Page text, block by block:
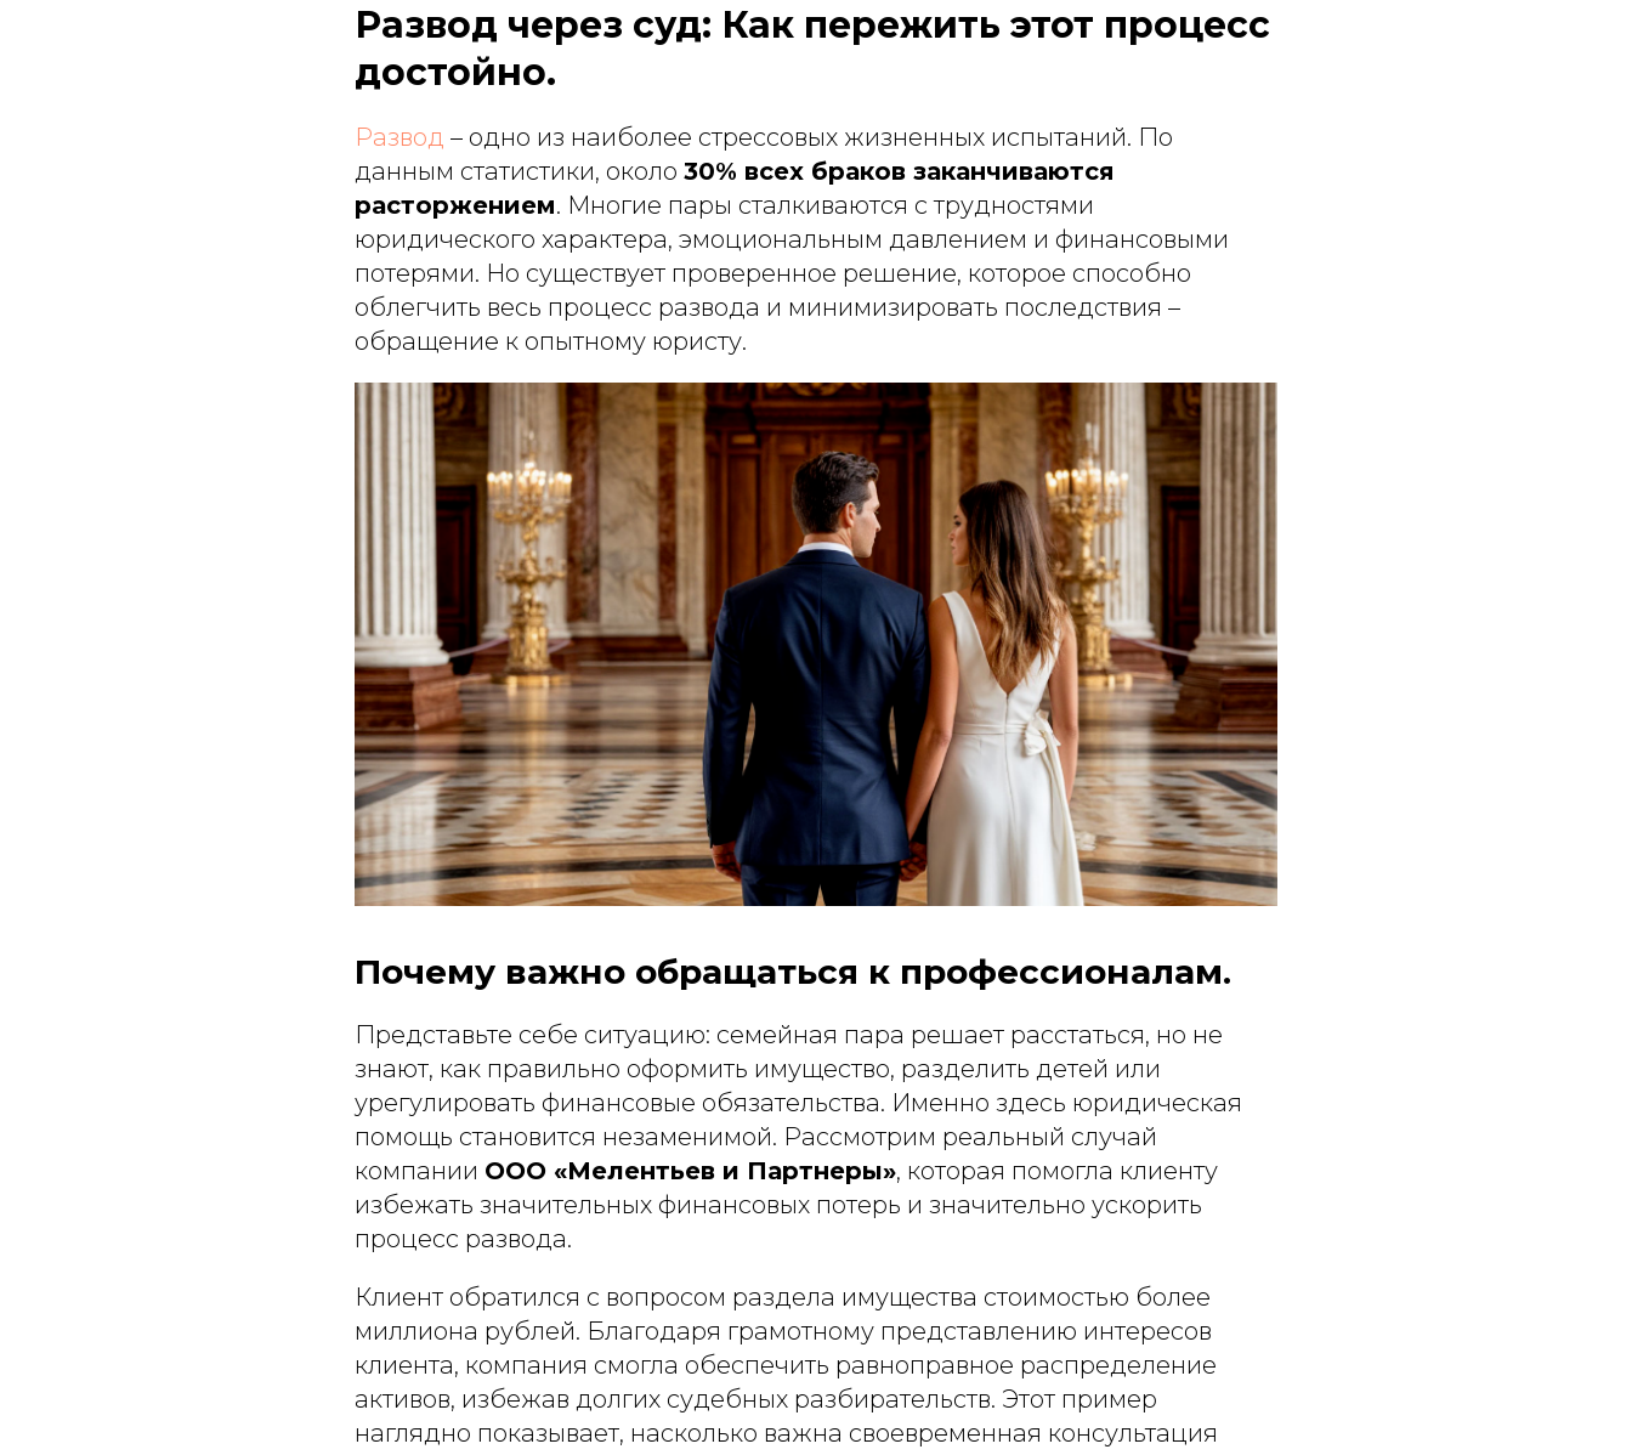
Развод через суд: Как пережить этот процесс
достойно.
Развод – одно из наиболее стрессовых жизненных испытаний. По
данным статистики, около 30% всех браков заканчиваются
расторжением. Многие пары сталкиваются с трудностями
юридического характера, эмоциональным давлением и финансовыми
потерями. Но существует проверенное решение, которое способно
облегчить весь процесс развода и минимизировать последствия –
обращение к опытному юристу.
Почему важно обращаться к профессионалам.
Представьте себе ситуацию: семейная пара решает расстаться, но не
знают, как правильно оформить имущество, разделить детей или
урегулировать финансовые обязательства. Именно здесь юридическая
помощь становится незаменимой. Рассмотрим реальный случай
компании ООО «Мелентьев и Партнеры», которая помогла клиенту
избежать значительных финансовых потерь и значительно ускорить
процесс развода.
Клиент обратился с вопросом раздела имущества стоимостью более
миллиона рублей. Благодаря грамотному представлению интересов
клиента, компания смогла обеспечить равноправное распределение
активов, избежав долгих судебных разбирательств. Этот пример
наглядно показывает, насколько важна своевременная консультация